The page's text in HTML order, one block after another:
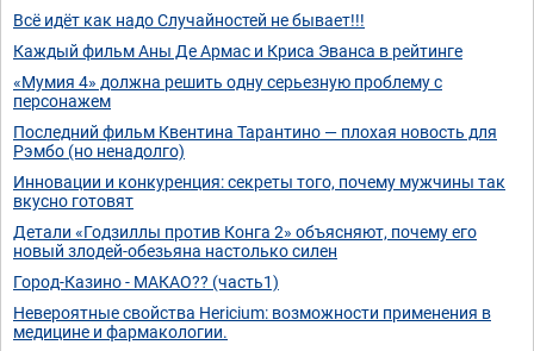
Всё идёт как надо Случайностей не бывает!!!
Каждый фильм Аны Де Армас и Криса Эванса в рейтинге
«Мумия 4» должна решить одну серьезную проблему с
персонажем
Последний фильм Квентина Тарантино — плохая новость для
Рэмбо (но ненадолго)
Инновации и конкуренция: секреты того, почему мужчины так
вкусно готовят
Детали «Годзиллы против Конга 2» объясняют, почему его
новый злодей-обезьяна настолько силен
Город-Казино - МАКАО?? (часть1)
Невероятные свойства Hericium: возможности применения в
медицине и фармакологии.